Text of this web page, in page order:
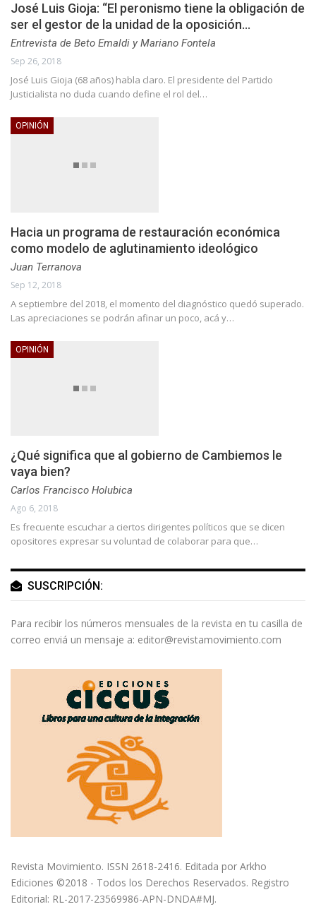
José Luis Gioja: “El peronismo tiene la obligación de
ser el gestor de la unidad de la oposición…
Entrevista de Beto Emaldi y Mariano Fontela
Sep 26, 2018
José Luis Gioja (68 años) habla claro. El presidente del Partido
Justicialista no duda cuando define el rol del…
OPINIÓN
Hacia un programa de restauración económica
como modelo de aglutinamiento ideológico
Juan Terranova
Sep 12, 2018
A septiembre del 2018, el momento del diagnóstico quedó superado.
Las apreciaciones se podrán afinar un poco, acá y…
OPINIÓN
¿Qué significa que al gobierno de Cambiemos le
vaya bien?
Carlos Francisco Holubica
Ago 6, 2018
Es frecuente escuchar a ciertos dirigentes políticos que se dicen
opositores expresar su voluntad de colaborar para que…
SUSCRIPCIÓN:
Para recibir los números mensuales de la revista en tu casilla de
correo enviá un mensaje a: editor@revistamovimiento.com
Revista Movimiento. ISSN 2618-2416. Editada por Arkho
Ediciones ©2018 - Todos los Derechos Reservados. Registro
Editorial: RL-2017-23569986-APN-DNDA#MJ.